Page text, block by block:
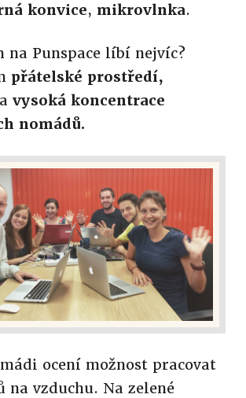
konvice, mikrovlnka.
na Punspace líbí nejvíc?
přátelské prostředí,
a vysoká koncentrace
nomádů.
ocení možnost pracovat
na vzduchu. Na zelené